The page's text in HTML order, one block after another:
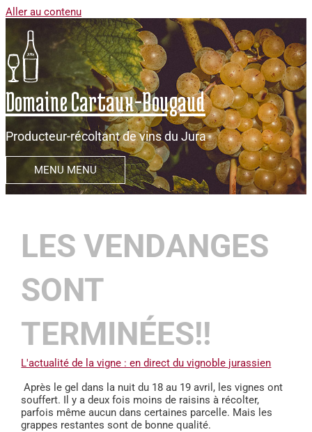
Aller au contenu
Domaine Cartaux-Bougaud
Producteur-récoltant de vins du Jura
MENU MENU
LES VENDANGES
SONT
TERMINÉES!!
L'actualité de la vigne : en direct du vignoble jurassien
Après le gel dans la nuit du 18 au 19 avril, les vignes ont
souffert. Il y a deux fois moins de raisins à récolter,
parfois même aucun dans certaines parcelle. Mais les
grappes restantes sont de bonne qualité.